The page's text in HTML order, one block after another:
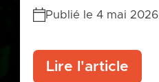
Publié le 4 mai 2026
Lire l'article